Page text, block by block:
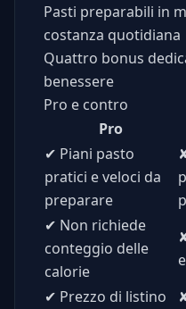
Pasti preparabili in
costanza quotidiana
Quattro bonus
benessere
Pro e contro
Pro
✔ Piani pasto
pratici e veloci da
preparare
✔ Non richiede
conteggio delle
calorie
✔ Prezzo di listino